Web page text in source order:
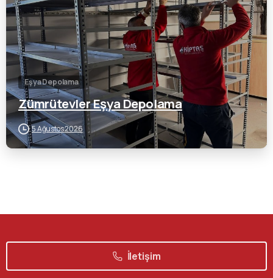
Eşya Depolama
Zümrütevler Eşya Depolama
5 Ağustos 2026
İletişim